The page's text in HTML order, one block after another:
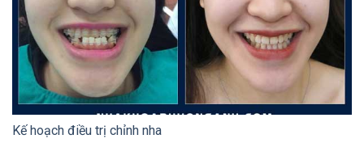
Kế hoạch điều trị chỉnh nha